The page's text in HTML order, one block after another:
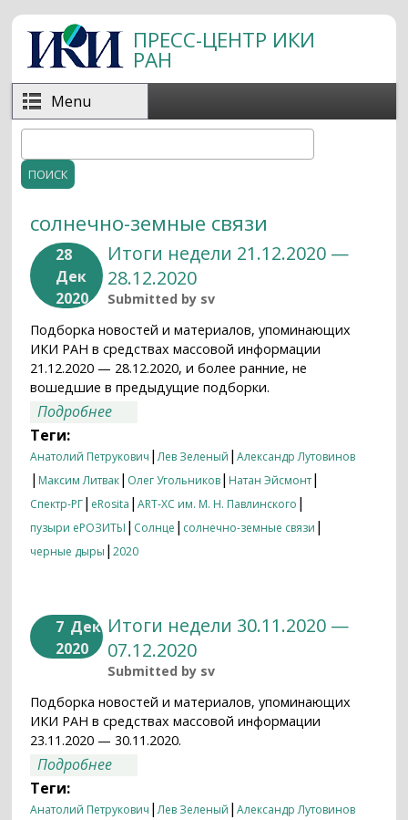
Перейти к основному содержанию
ПРЕСС-ЦЕНТР ИКИ
РАН
Menu
Форма поиска
солнечно-земные связи
28
Дек
2020
Итоги недели 21.12.2020 —
28.12.2020
Submitted by sv
Подборка новостей и материалов, упоминающих
ИКИ РАН в средствах массовой информации
21.12.2020 — 28.12.2020, и более ранние, не
вошедшие в предыдущие подборки.
Подробнее
Теги:
Анатолий Петрукович |Лев Зеленый |Александр Лутовинов
| Максим Литвак| Олег Угольников| Натан Эйсмонт|
Спектр-РГ| eRosita |ART-XC им. М. Н. Павлинского |
пузыри еРОЗИТЫ | Солнце | солнечно-земные связи |
черные дыры |2020
7 Дек
2020
Итоги недели 30.11.2020 —
07.12.2020
Submitted by sv
Подборка новостей и материалов, упоминающих
ИКИ РАН в средствах массовой информации
23.11.2020 — 30.11.2020.
Подробнее
Теги:
Анатолий Петрукович |Лев Зеленый |Александр Лутовинов